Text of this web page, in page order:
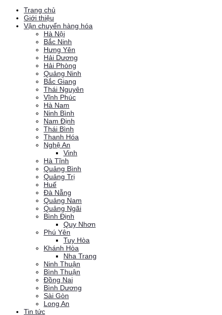
Trang chủ
Giới thiệu
Vận chuyển hàng hóa
Hà Nội
Bắc Ninh
Hưng Yên
Hải Dương
Hải Phòng
Quảng Ninh
Bắc Giang
Thái Nguyên
Vĩnh Phúc
Hà Nam
Ninh Bình
Nam Định
Thái Bình
Thanh Hóa
Nghệ An
Vinh
Hà Tĩnh
Quảng Bình
Quảng Trị
Huế
Đà Nẵng
Quảng Nam
Quảng Ngãi
Bình Định
Quy Nhơn
Phú Yên
Tuy Hòa
Khánh Hòa
Nha Trang
Ninh Thuận
Bình Thuận
Đồng Nai
Bình Dương
Sài Gòn
Long An
Tin tức